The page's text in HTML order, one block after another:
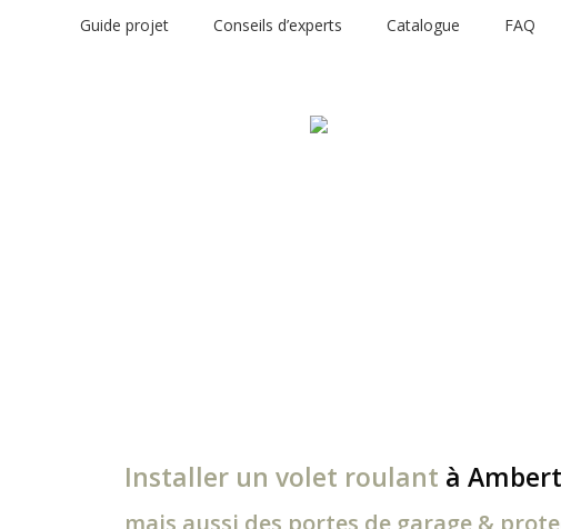
Guide projet Conseils d’experts Catalogue FAQ
Installer un volet roulant à
mais aussi des portes de garage &